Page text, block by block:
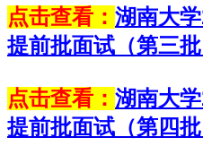
点击查看： 湖南大
提前批面试（第三
点击查看： 湖南大
提前批面试（第四